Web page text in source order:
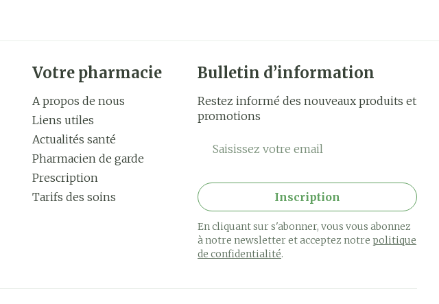
Votre pharmacie
A propos de nous
Liens utiles
Actualités santé
Pharmacien de garde
Prescription
Tarifs des soins
Bulletin d’information
Restez informé des nouveaux produits et
promotions
Adresse mail
Inscription
En cliquant sur s'abonner, vous vous abonnez
à notre newsletter et acceptez notrepolitique
de confidentialité.